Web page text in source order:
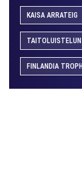
KAISA ARRATEIG
FINLANDIA